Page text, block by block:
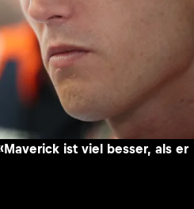
ist viel besser, als er